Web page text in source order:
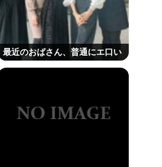
最近のおばさん、普通にエ口い